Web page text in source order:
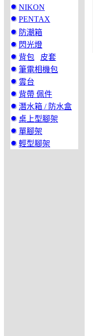
NIKON
PENTAX
防潮箱
閃光燈
背包
皮套
筆電相機包
雲台
背帶 佩件
潛水箱 / 防水盒
桌上型腳架
單腳架
輕型腳架